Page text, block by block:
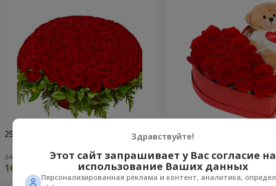
251 красная роза
24 284 грн Заказать
Композиция
2 399 грн
Здравствуйте!
Этот сайт запрашивает у Вас согласие на
использование Ваших данных
Персонализированная реклама и контент, аналитика,